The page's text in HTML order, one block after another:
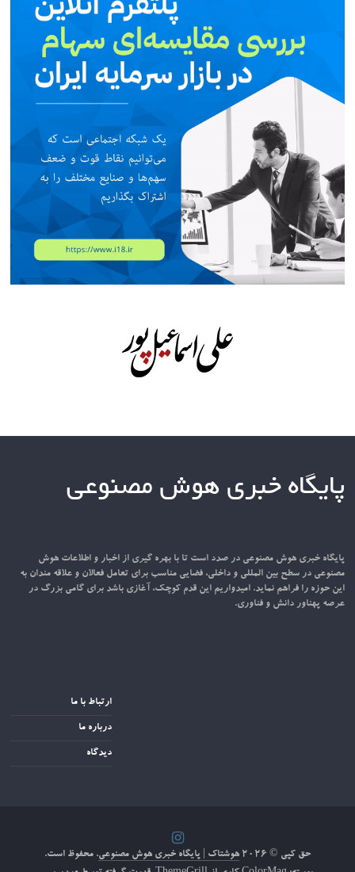
پایگاه خبری هوش مصنوعی
پایگاه خبری هوش مصنوعی در صدد است تا با بهره گیری از اخبار و اطلاعات هوش
مصنوعی در سطح بین المللی و داخلی، فضایی مناسب برای تعامل فعالان و علاقه مندان به
این حوزه را فراهم نماید. امیدواریم این قدم کوچک، آغازی باشد برای گامی بزرگ در
عرصه پهناور دانش و فناوری.
ارتباط با ما
درباره ما
دیدگاه
حق کپی © ۲۰۲۶ هوشتاک | پایگاه خبری هوش مصنوعی. محفوظ است.